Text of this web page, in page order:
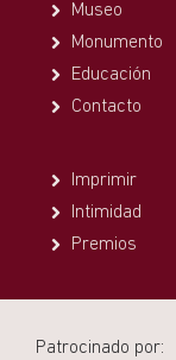
Museo
Monumento
Educación
Contacto
Imprimir
Intimidad
Premios
Patrocinado por: